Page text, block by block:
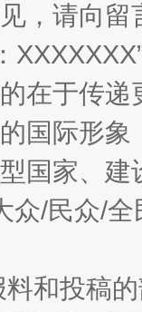
除
，请向
在于传
国际形
国家、
众/民众/
和投稿